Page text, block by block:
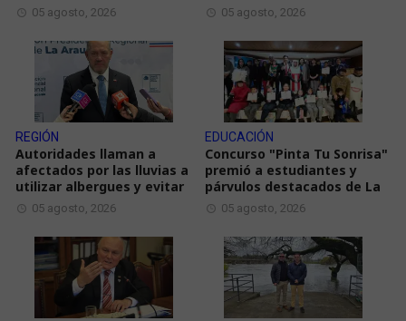
05 agosto, 2026 05 agosto, 2026
REGIÓN
Autoridades llaman a
afectados por las lluvias a
utilizar albergues y evitar
05 agosto, 2026
EDUCACIÓN
Concurso "Pinta Tu Sonrisa"
premió a estudiantes y
párvulos destacados de La
05 agosto, 2026